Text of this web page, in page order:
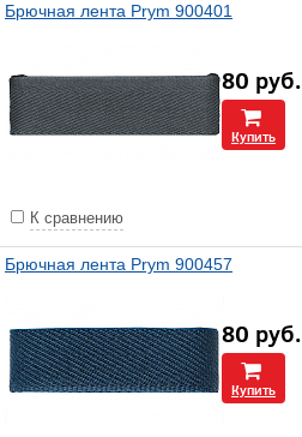
Брючная лента Prym 900401
80 руб.
Купить
К сравнению
Брючная лента Prym 900457
80 руб.
Купить